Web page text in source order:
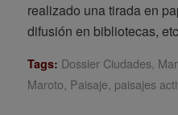
realizado una tirada en
difusión en bibliotecas,
Tags: Dossier Ciudades,
Maroto Paisaje paisajes